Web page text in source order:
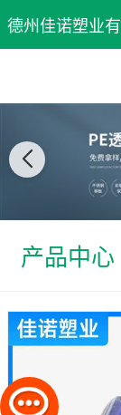
德州佳诺塑业
产品中心